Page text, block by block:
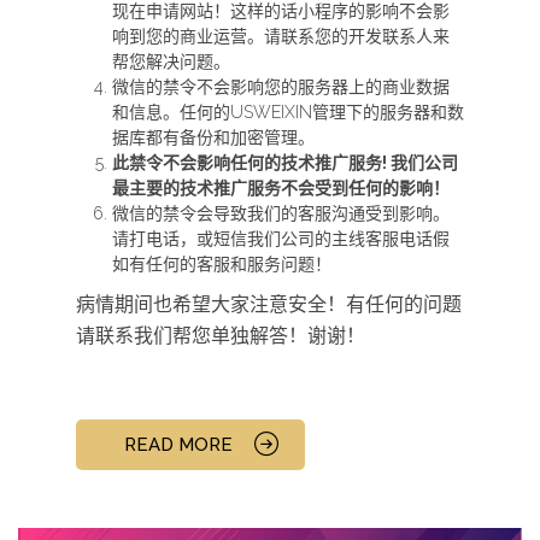
现在申请网站！这样的话小程序的影响不会影
响到您的商业运营。请联系您的开发联系人来
帮您解决问题。
微信的禁令不会影响您的服务器上的商业数据
和信息。任何的USWEIXIN管理下的服务器和数
据库都有备份和加密管理。
此禁令不会影响任何的技术推广服务! 我们公司
最主要的技术推广服务不会受到任何的影响！
微信的禁令会导致我们的客服沟通受到影响。
请打电话，或短信我们公司的主线客服电话假
如有任何的客服和服务问题！
病情期间也希望大家注意安全！有任何的问题
请联系我们帮您单独解答！谢谢！
READ MORE